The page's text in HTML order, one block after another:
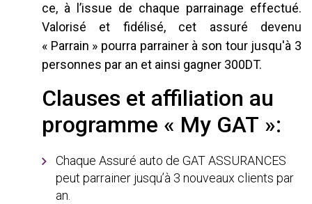
ce, à l’issue de chaque parrainage effectué.
Valorisé et fidélisé, cet assuré devenu
« Parrain » pourra parrainer à son tour jusqu'à 3
personnes par an et ainsi gagner 300DT.
Clauses et affiliation au
programme « My GAT »:
Chaque Assuré auto de GAT ASSURANCES
peut parrainer jusqu’à 3 nouveaux clients par
an.